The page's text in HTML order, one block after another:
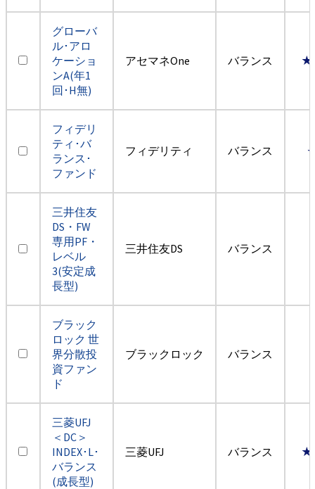
グローバ
ル･アロ
ケーショ
ンA(年1
回･H無)
アセマネOne バランス
フィデリ
ティ･バ
ランス･
ファンド
フィデリティ バランス
三井住友
DS・FW
専用PF・
レベル
3(安定成
長型)
三井住友DS バランス
ブラック
ロック 世
界分散投
資ファン
ド
ブラックロック バランス
三菱UFJ
＜DC＞
INDEX･L･
バランス
(成長型)
三菱UFJ バランス